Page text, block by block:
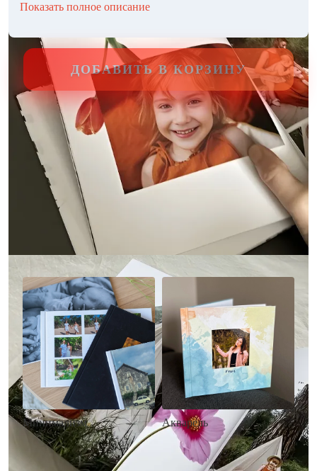
Показать полное описание
ДОБАВИТЬ В КОРЗИНУ
Другие стили фотокниг
Минимализм
• Без декора
• Выбор цвета фона
Акварель
• Декор в стиле
акварельных красок